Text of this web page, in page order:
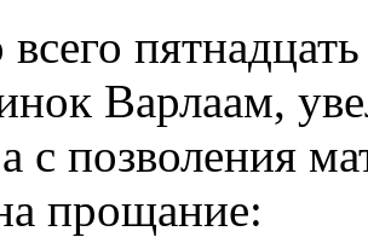
Варлаам,
с позволения
прощание: